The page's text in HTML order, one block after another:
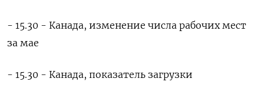
- 15.30 - Канада, изменение числа рабочих мест
за мае
- 15.30 - Канада, показатель загрузки